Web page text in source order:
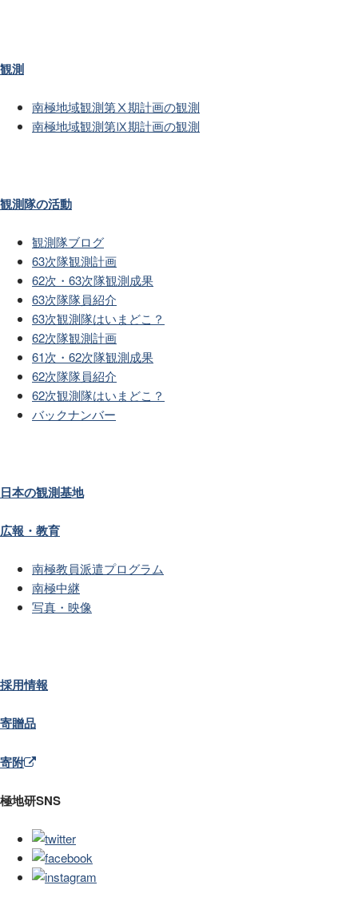
観測
南極地域観測第Ⅹ期計画の観測
南極地域観測第Ⅸ期計画の観測
観測隊の活動
観測隊ブログ
63次隊観測計画
62次・63次隊観測成果
63次隊隊員紹介
63次観測隊はいまどこ？
62次隊観測計画
61次・62次隊観測成果
62次隊隊員紹介
62次観測隊はいまどこ？
バックナンバー
日本の観測基地
広報・教育
南極教員派遣プログラム
南極中継
写真・映像
採用情報
寄贈品
寄附
極地研SNS